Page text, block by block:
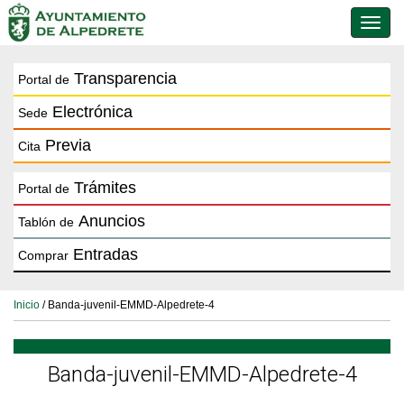
de
Portal de Transparencia
Sede Electrónica
Cita Previa
Portal de Trámites
Tablón de Anuncios
Comprar Entradas
Inicio / Banda-juvenil-EMMD-Alpedrete-4
Banda-juvenil-EMMD-Alpedrete-4